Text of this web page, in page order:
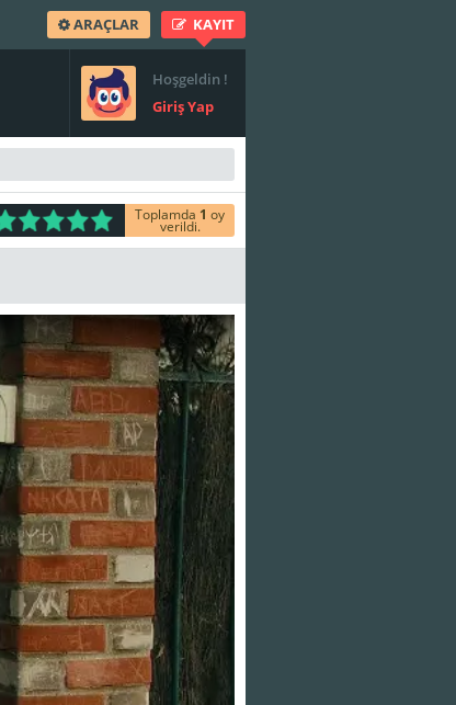
ARAÇLAR KAYIT
Hoşgeldin !
Giriş Yap
Toplamda 1 oy
verildi.